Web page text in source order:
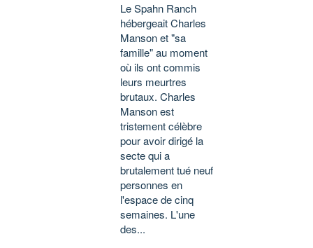
Le Spahn Ranch
hébergeait Charles
Manson et "sa
famille" au moment
où ils ont commis
leurs meurtres
brutaux. Charles
Manson est
tristement célèbre
pour avoir dirigé la
secte qui a
brutalement tué neuf
personnes en
l'espace de cinq
semaines. L'une
des...